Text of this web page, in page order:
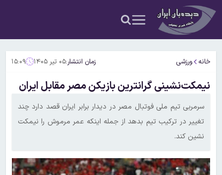
خانه ورزشی زمان انتشار:۰۵ تیر ۱۴۰۵ ۱۵:۰۹
نیمکت‌نشینی گرانترین بازیکن مصر مقابل ایران
سرمربی تیم ملی فوتبال مصر در دیدار برابر ایران قصد دارد چند
تغییر در ترکیب تیم بدهد از جمله اینکه عمر مرموش را نیمکت
نشین کند.